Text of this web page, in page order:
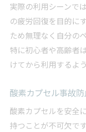
実際の利用シーンで
の疲労回復を目的に
ため無理なく自分の
特に初心者や高齢者
けてから利用するよ
酸素カプセル事故
酸素カプセルを安全
持つことが不可欠で